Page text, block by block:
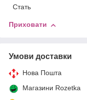
Стать
Приховати
Умови доставки
Нова Пошта
Магазини Rozetka